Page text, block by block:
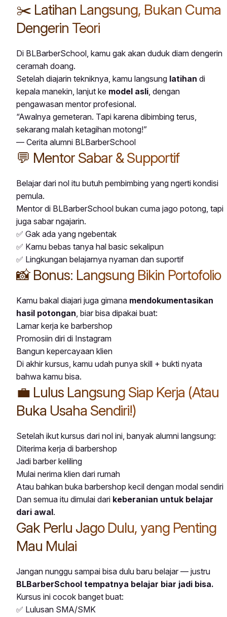
✂️ Latihan Langsung, Bukan Cuma
Dengerin Teori
Di BLBarberSchool, kamu gak akan duduk diam dengerin
ceramah doang.
Setelah diajarin tekniknya, kamu langsung latihan di
kepala manekin, lanjut ke model asli , dengan
pengawasan mentor profesional.
“Awalnya gemeteran. Tapi karena dibimbing terus,
sekarang malah ketagihan motong!”
— Cerita alumni BLBarberSchool
💬 Mentor Sabar & Supportif
Belajar dari nol itu butuh pembimbing yang ngerti kondisi
pemula.
Mentor di BLBarberSchool bukan cuma jago potong, tapi
juga sabar ngajarin.
✅ Gak ada yang ngebentak
✅ Kamu bebas tanya hal basic sekalipun
✅ Lingkungan belajarnya nyaman dan suportif
📸 Bonus: Langsung Bikin Portofolio
Kamu bakal diajari juga gimana mendokumentasikan
hasil potongan , biar bisa dipakai buat:
Lamar kerja ke barbershop
Promosiin diri di Instagram
Bangun kepercayaan klien
Di akhir kursus, kamu udah punya skill + bukti nyata
bahwa kamu bisa.
💼 Lulus Langsung Siap Kerja (Atau
Buka Usaha Sendiri!)
Setelah ikut kursus dari nol ini, banyak alumni langsung:
Diterima kerja di barbershop
Jadi barber keliling
Mulai nerima klien dari rumah
Atau bahkan buka barbershop kecil dengan modal sendiri
Dan semua itu dimulai dari keberanian untuk belajar
dari awal.
Gak Perlu Jago Dulu, yang Penting
Mau Mulai
Jangan nunggu sampai bisa dulu baru belajar — justru
BLBarberSchool tempatnya belajar biar jadi bisa.
Kursus ini cocok banget buat:
✅ Lulusan SMA/SMK